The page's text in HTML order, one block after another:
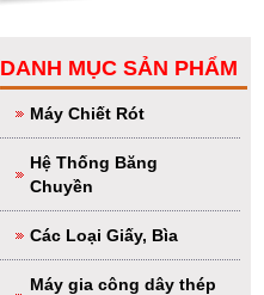
DANH MỤC SẢN PHẨM
Máy Chiết Rót
Hệ Thống Băng
Chuyền
Các Loại Giấy, Bìa
Máy gia công dây thép